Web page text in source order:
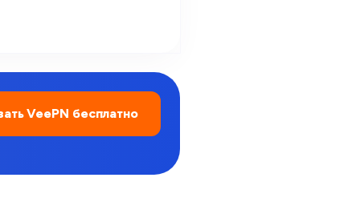
VeePN бесплатно